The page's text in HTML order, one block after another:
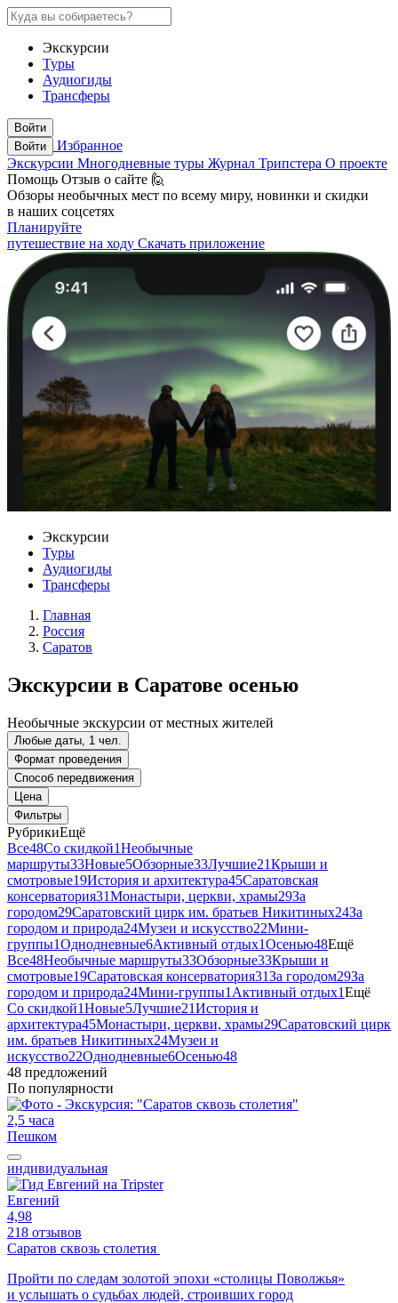
Экскурсии
Туры
Аудиогиды
Трансферы
Войти
Войти
Избранное
Экскурсии Многодневные туры Журнал Трипстера О проекте
Помощь Отзыв о сайте 🙋
Обзоры необычных мест по всему миру, новинки и скидки
в наших соцсетях
Планируйте
путешествие на ходу Скачать приложение
Экскурсии
Туры
Аудиогиды
Трансферы
Главная
Россия
Саратов
Экскурсии в Саратове осенью
Необычные экскурсии от местных жителей
Любые даты, 1 чел.
Формат проведения
Способ передвижения
Цена
Фильтры
РубрикиЕщё
Все48Со скидкой1Необычные
маршруты33Новые5Обзорные33Лучшие21Крыши и
смотровые19История и архитектура45Саратовская
консерватория31Монастыри, церкви, храмы29За
городом29Саратовский цирк им. братьев Никитиных24За
городом и природа24Музеи и искусство22Мини-
группы1Однодневные6Активный отдых1Осенью48Ещё
Все48Необычные маршруты33Обзорные33Крыши и
смотровые19Саратовская консерватория31За городом29За
городом и природа24Мини-группы1 Активный отдых1Ещё
Со скидкой1Новые5Лучшие21История и
архитектура45Монастыри, церкви, храмы29Саратовский цирк
им. братьев Никитиных24Музеи и
искусство22Однодневные6Осенью48
48 предложений
По популярности
2,5 часа
Пешком
индивидуальная
Евгений
4,98
218 отзывов
Саратов сквозь столетия
Пройти по следам золотой эпохи «столицы Поволжья»
и услышать о судьбах людей, строивших город